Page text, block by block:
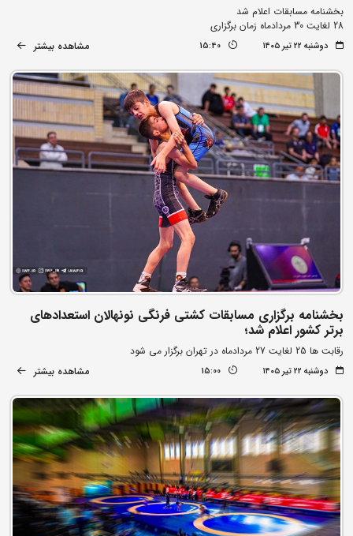
بخشنامه مسابقات اعلام شد
28 لغایت 30 مردادماه زمان برگزاری
دوشنبه ۲۲ تیر ۱۴۰۵ 15:40 مشاهده بیشتر
بخشنامه برگزاری مسابقات کشتی فرنگی نونهالان استعدادهای
برتر کشور اعلام شد؛
رقابت ها 25 لغایت 27 مردادماه در تهران برگزار می شود
دوشنبه ۲۲ تیر ۱۴۰۵ 15:00 مشاهده بیشتر